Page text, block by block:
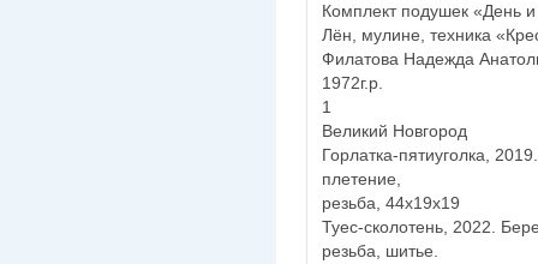
Комплект подушек «День
Лён, мулине, техника
Филатова Надежда
1972г.р.
1
Великий Новгород
Горлатка-пятиуголка,
плетение,
резьба, 44х19х19
Туес-сколотень, 2022.
резьба, шитье.